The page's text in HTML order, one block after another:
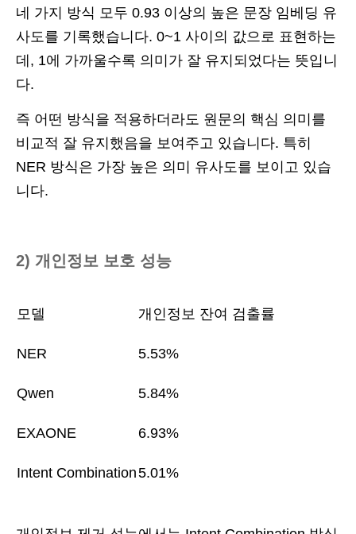
네 가지 방식 모두 0.93 이상의 높은 문장 임베딩 유
사도를 기록했습니다. 0~1 사이의 값으로 표현하는
데, 1에 가까울수록 의미가 잘 유지되었다는 뜻입니
다.
즉 어떤 방식을 적용하더라도 원문의 핵심 의미를
비교적 잘 유지했음을 보여주고 있습니다. 특히
NER 방식은 가장 높은 의미 유사도를 보이고 있습
니다.
2) 개인정보 보호 성능
모델 개인정보 잔여 검출률
NER 5.53%
Qwen 5.84%
EXAONE 6.93%
Intent Combination5.01%